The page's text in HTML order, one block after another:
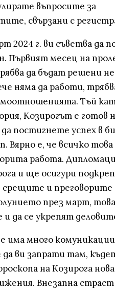
въпросите за
свързани с
2024 г. ви съветва да
Първият месец на
да бъдат решени
няма да работи,
Тъй
Козирогът е готов
постигнете успех в
Вярно е, че всичко
работа.
и ще осигури
и преговорите
през март,
да се укрепят
има много
ви запрати там,
на Козирога
Внезапна